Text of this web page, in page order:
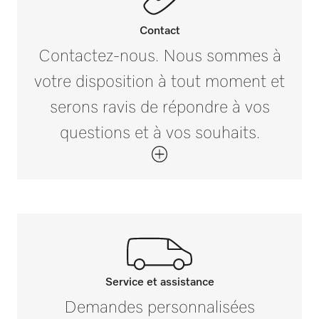
PG 8058
PG 8058 U
0,65
Poids brut en kg i
Contact
Contactez-nous. Nous sommes à
votre disposition à tout moment et
serons ravis de répondre à vos
questions et à vos souhaits.
Contactez-nous
Service et assistance
Demandes personnalisées